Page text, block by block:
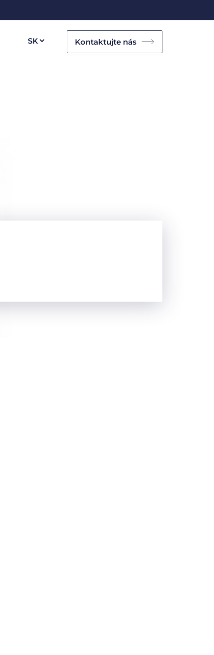
Kontaktujte nás